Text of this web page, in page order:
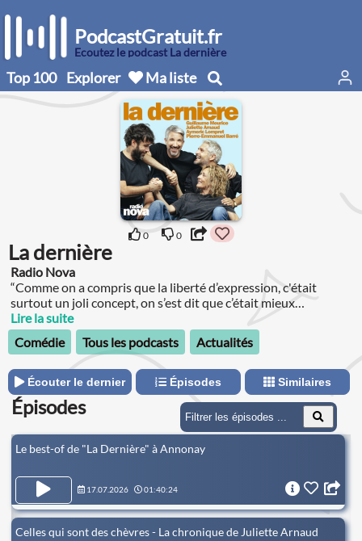
PodcastGratuit.fr
Écoutez le podcast La dernière
Top 100 Explorer Ma liste
0 0
La dernière
Radio Nova
“Comme on a compris que la liberté d’expression, c'était
surtout un joli concept, on s’est dit que c’était mieux
d’imaginer chaque émission comme si c’était la dernière”, dit
Guillaume Meurice.
Lire la suite
Comédie
Tous les podcasts Actualités
Écouter le dernier Épisodes Similaires
Épisodes
Le best-of de "La Dernière" à Annonay
17.07.2026 01:40:24
Celles qui sont des chèvres - La chronique de Juliette Arnaud